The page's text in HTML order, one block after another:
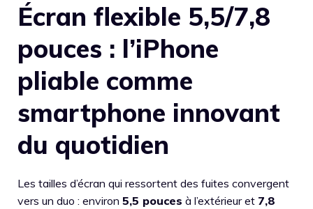
Écran flexible 5,5/7,8
pouces : l’iPhone
pliable comme
smartphone innovant
du quotidien
Les tailles d’écran qui ressortent des fuites convergent
vers un duo : environ 5,5 pouces à l’extérieur et 7,8